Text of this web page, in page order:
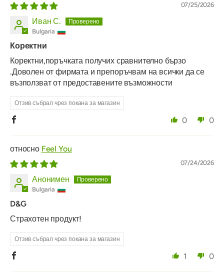
07/25/2026
Иван С.
Bulgaria
Коректни
Коректни,поръчката получих сравнително бързо
.Доволен от фирмата и препоръчвам на всички да се
възползват от предоставените възможности
Отзив събрал чрез покана за магазин
0 0
Feel You
07/24/2026
Анонимен
Bulgaria
D&G
Страхотен продукт!
Отзив събрал чрез покана за магазин
1 0